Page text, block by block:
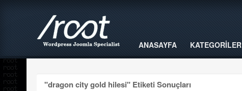
ANASAYFA KATEGORİLER
"dragon city gold hilesi" Etiketi Sonuçları